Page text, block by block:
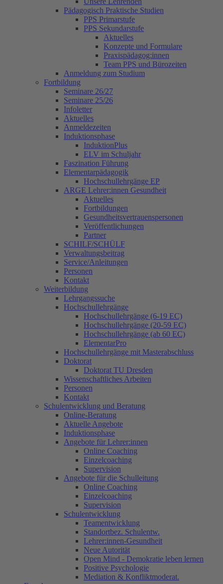
Pädagogisch Praktische Studien
PPS Primarstufe
PPS Sekundarstufe
Aktuelles
Konzepte und Formulare
Praxispädagog:innen
Team PPS und Bürozeiten
Anmeldung zum Studium
Fortbildung
Seminare 26/27
Seminare 25/26
Infoletter
Aktuelles
Anmeldezeiten
Induktionsphase
InduktionPlus
ELV im Schuljahr
Faszination Führung
Elementarpädagogik
Hochschullehrgänge EP
ARGE Lehrer:innen Gesundheit
Aktuelles
Fortbildungen
Gesundheitsvertrauenspersonen
Veröffentlichungen
Partner
SCHILF/SCHÜLF
Verwaltungsbeitrag
Service/Anleitungen
Personen
Kontakt
Weiterbildung
Lehrgangssuche
Hochschullehrgänge
Hochschullehrgänge (6-19 EC)
Hochschullehrgänge (20-59 EC)
Hochschullehrgänge (ab 60 EC)
ElementarPro
Hochschullehrgänge mit Masterabschluss
Doktorat
Doktorat TU Dresden
Wissenschaftliches Arbeiten
Personen
Kontakt
Schulentwicklung und Beratung
Online-Beratung
Aktuelle Angebote
Induktionsphase
Angebote für Lehrer:innen
Online Coaching
Einzelcoaching
Supervision
Angebote für die Schulleitung
Online Coaching
Einzelcoaching
Supervision
Schulentwicklung
Teamentwicklung
Standortbez. Schulentw.
Lehrer:innen-Gesundheit
Neue Autorität
Open Mind - Demokratie leben lernen
Positive Psychologie
Mediation & Konfliktmoderat.